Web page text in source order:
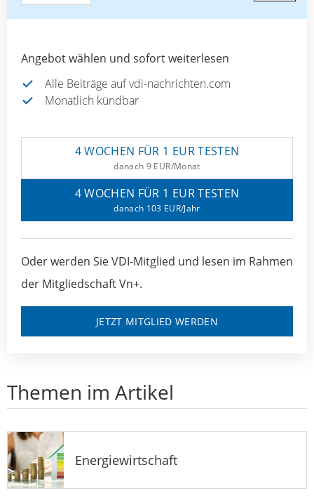
Angebot wählen und sofort weiterlesen
Alle Beiträge auf vdi-nachrichten.com
Monatlich kündbar
4 WOCHEN FÜR 1 EUR TESTEN
danach 9 EUR/Monat
4 WOCHEN FÜR 1 EUR TESTEN
danach 103 EUR/Jahr
Oder werden Sie VDI-Mitglied und lesen im Rahmen
der Mitgliedschaft Vn+.
JETZT MITGLIED WERDEN
Themen im Artikel
Energiewirtschaft